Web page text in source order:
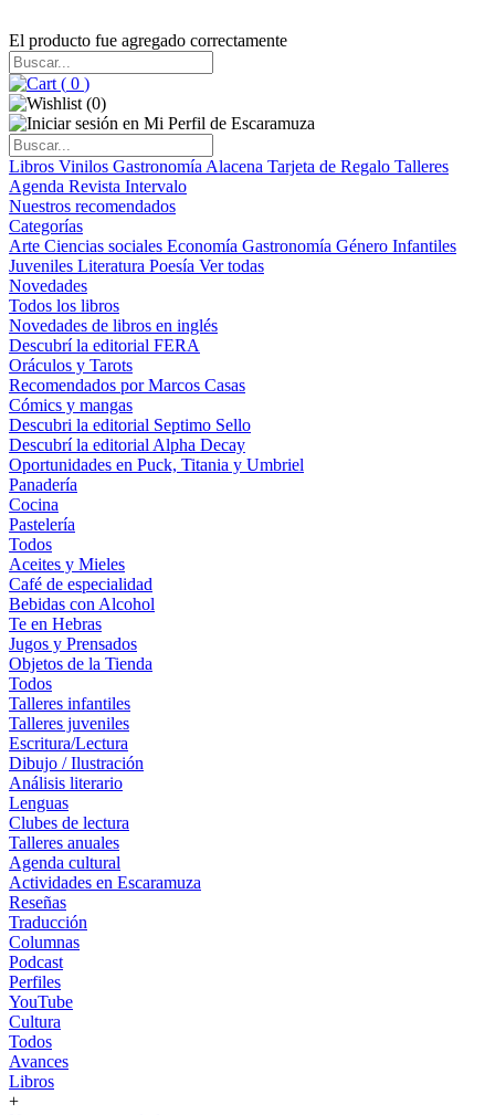
El producto fue agregado correctamente
( 0 )
(0)
Libros Vinilos Gastronomía Alacena Tarjeta de Regalo Talleres
Agenda Revista Intervalo
Nuestros recomendados
Categorías
Arte Ciencias sociales Economía Gastronomía Género Infantiles
Juveniles Literatura Poesía Ver todas
Novedades
Todos los libros
Novedades de libros en inglés
Descubrí la editorial FERA
Oráculos y Tarots
Recomendados por Marcos Casas
Cómics y mangas
Descubri la editorial Septimo Sello
Descubrí la editorial Alpha Decay
Oportunidades en Puck, Titania y Umbriel
Panadería
Cocina
Pastelería
Todos
Aceites y Mieles
Café de especialidad
Bebidas con Alcohol
Te en Hebras
Jugos y Prensados
Objetos de la Tienda
Todos
Talleres infantiles
Talleres juveniles
Escritura/Lectura
Dibujo / Ilustración
Análisis literario
Lenguas
Clubes de lectura
Talleres anuales
Agenda cultural
Actividades en Escaramuza
Reseñas
Traducción
Columnas
Podcast
Perfiles
YouTube
Cultura
Todos
Avances
Libros
+